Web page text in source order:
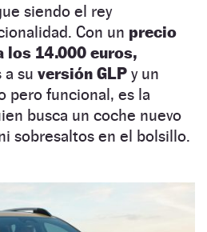
siendo el rey
Con un precio
los 14.000 euros,
a su versión GLP y un
pero funcional, es la
busca un coche nuevo
sobresaltos en el bolsillo.